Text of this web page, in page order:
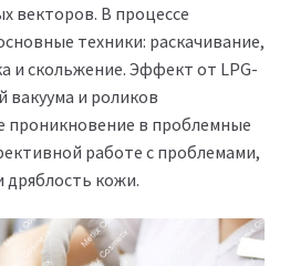
векторов. В процессе
техники: раскачивание,
и скольжение. Эффект от LPG-
вакуума и роликов
проникновение в проблемные
работе с проблемами,
дряблость кожи.